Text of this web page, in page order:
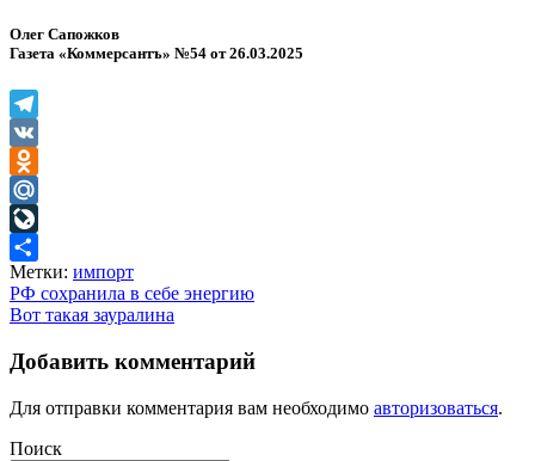
Олег Сапожков
Газета «Коммерсантъ» №54 от 26.03.2025
Telegram
VK
Odnoklassniki
Mail.Ru
LiveJournal
Отправить
Метки: импорт
Навигация
по
записям
РФ сохранила в себе энергию
Вот такая зауралина
Добавить комментарий
Для отправки комментария вам необходимо авторизоваться.
Поиск